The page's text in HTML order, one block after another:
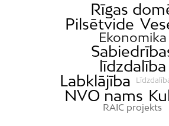
Rīgas
Pilsētvide
Ekonomika
līdzdalība
Labklājība
NVO nams
RAIC projekts